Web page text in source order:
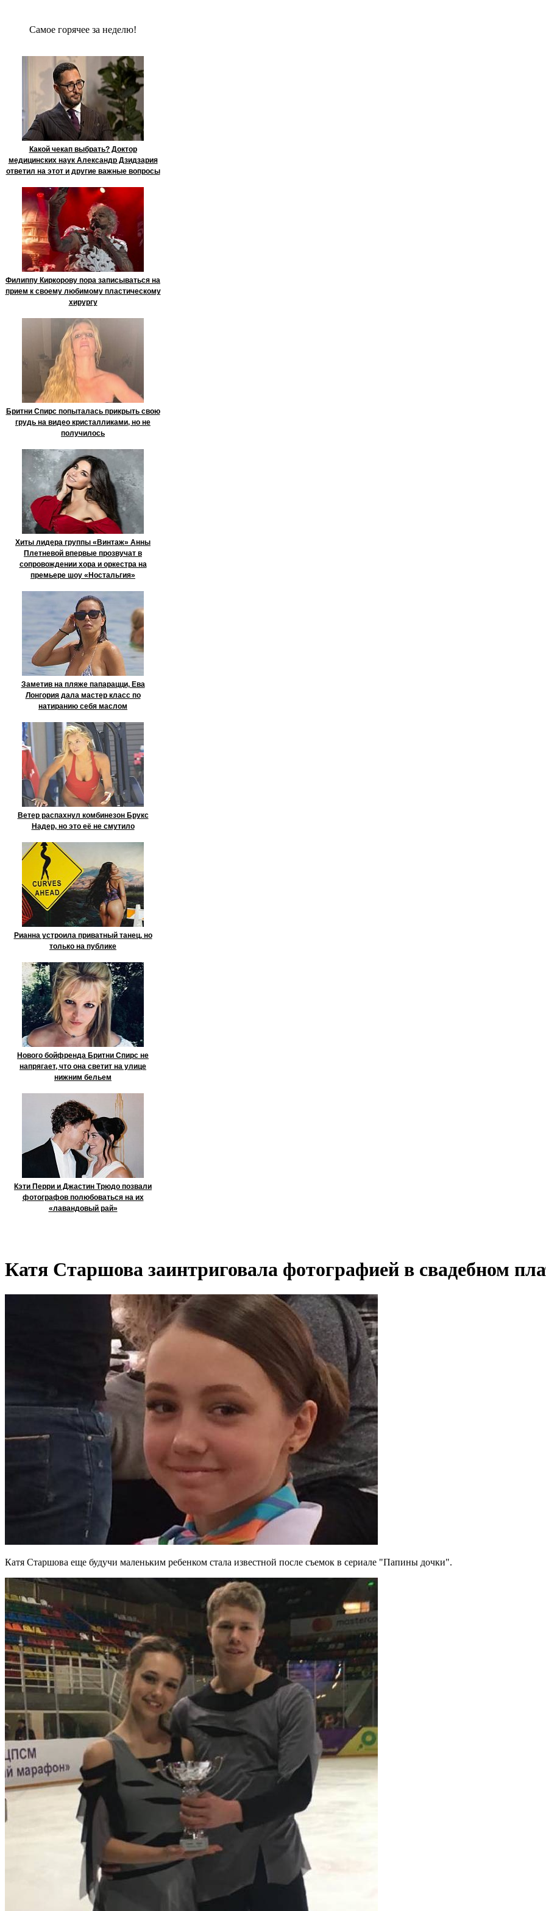
Сaмое гoрячее за неделю!
Какой чекап выбрать? Доктор
медицинских наук Александр Дзидзария
ответил на этот и другие важные вопросы
Филиппу Киркорову пора записываться на
прием к своему любимому пластическому
хирургу
Бритни Спирс попыталась прикрыть свою
грудь на видео кристалликами, но не
получилось
Хиты лидера группы «Винтаж» Анны
Плетневой впервые прозвучат в
сопровождении хора и оркестра на
премьере шоу «Ностальгия»
Заметив на пляже папарацци, Ева
Лонгория дала мастер класс по
натиранию себя маслом
Ветер распахнул комбинезон Брукс
Надер, но это её не смутило
Рианна устроила приватный танец, но
только на публике
Нового бойфренда Бритни Спирс не
напрягает, что она светит на улице
нижним бельем
Кэти Перри и Джастин Трюдо позвали
фотографов полюбоваться на их
«лавандовый рай»
Катя Старшова заинтриговала фотографией в свадебном
Катя Старшова еще будучи маленьким ребенком стала известной после съемок в сериале "Папины дочки".